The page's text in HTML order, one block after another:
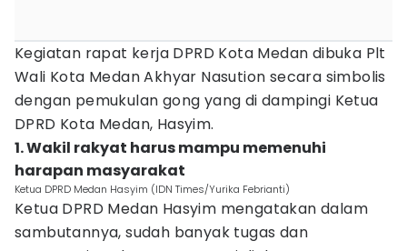
Kegiatan rapat kerja DPRD Kota Medan dibuka Plt
Wali Kota Medan Akhyar Nasution secara simbolis
dengan pemukulan gong yang di dampingi Ketua
DPRD Kota Medan, Hasyim.
1. Wakil rakyat harus mampu memenuhi
harapan masyarakat
Ketua DPRD Medan Hasyim (IDN Times/Yurika Febrianti)
Ketua DPRD Medan Hasyim mengatakan dalam
sambutannya, sudah banyak tugas dan